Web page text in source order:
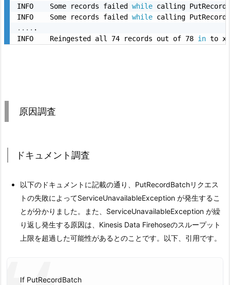
INFO	Some records failed while calling
INFO	Some records failed while calling
.. .. .
INFO	Reingested all 74 records out of 78 in to
原因調査
ドキュメント調査
以下のドキュメントに記載の通り、PutRecordBatchリクエス
トの失敗によってServiceUnavailableException が発生するこ
とが分かりました。また、ServiceUnavailableException が繰
り返し発生する原因は、Kinesis Data Firehoseのスループット
上限を超過した可能性があるとのことです。以下、引用です。
If PutRecordBatch